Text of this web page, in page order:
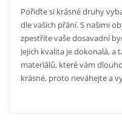
Pořiďte si krásné druhy
dle vašich přání. S našimi
zpestříte vaše dosavadní
Jejich kvalita je dokonalá,
materiálů, které vám
krásné, proto neváhejte a